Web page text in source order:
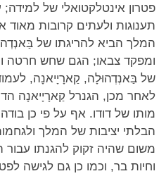
פטרון אינטלקטואלי של
תענוגות ולעתים קרובות מאוד
המלך הביא להריגתו של
ומפקד צבאו; הגם שחש חרטה
של בַּאנְדְהוּלָה, קַארָיָיאנָה,
לאחר מכן, הגנרל קַארָיָיאנָה
מותו של דודו. אף על פי כן
הבלתי יציבות של המלך
משום שהיה זקוק להגנתו עבור
וחיות בר, וכמו כן גם לגישה